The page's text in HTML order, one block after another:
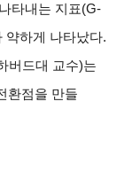
타내는 지표(G-
약하게 나타났다.
버드대 교수)는
환점을 만들